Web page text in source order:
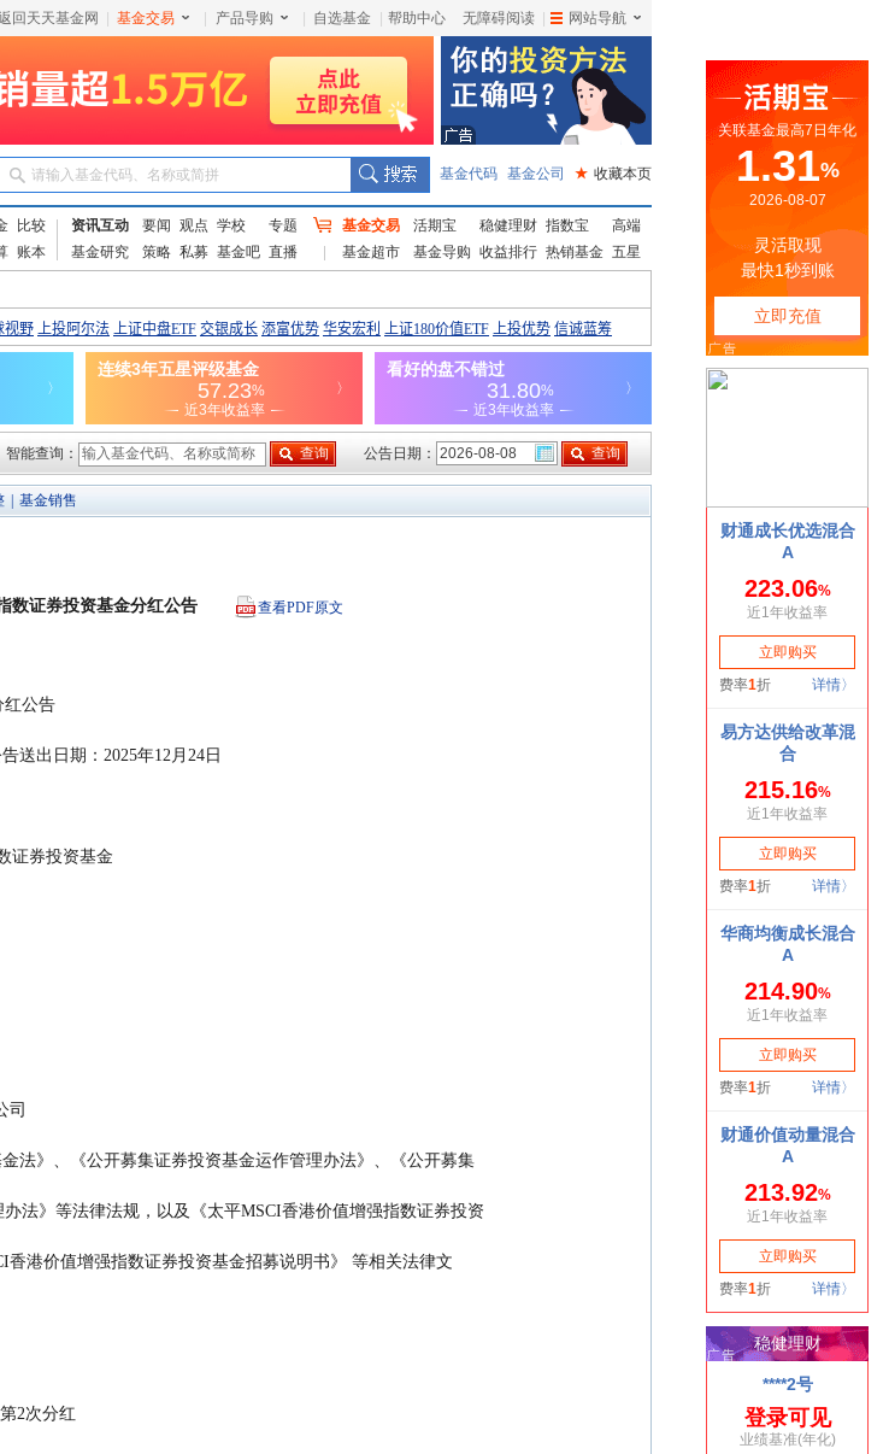
回天天基金网 基金交易 产品导购 自选基金 帮助中心 无障碍阅读 网站导航
请输入基金代码、名称或简拼 基金代码 基金公司 ★ 收藏本页
比较
账本
资讯互动 要闻 观点 学校
专题
基金研究
策略 私募 基金吧 直播
基金交易 活期宝 稳健理财 指数宝
高端
基金超市
基金导购 收益排行 热销基金 五星
智能查询： 公告日期：
基金销售
数证券投资基金分红公告 查看PDF原文
红公告
公告送出日期：2025年12月24日
数证券投资基金
司
人民共和国证券投资基金法》、《公开募集证券投资基金运作管理办法》、《公开募集
露管理办法》等法律法规，以及《太平MSCI香港价值增强指数证券投资
金合同》、《太平MSCI香港价值增强指数证券投资基金招募说明书》 等相关法律文
第2次分红